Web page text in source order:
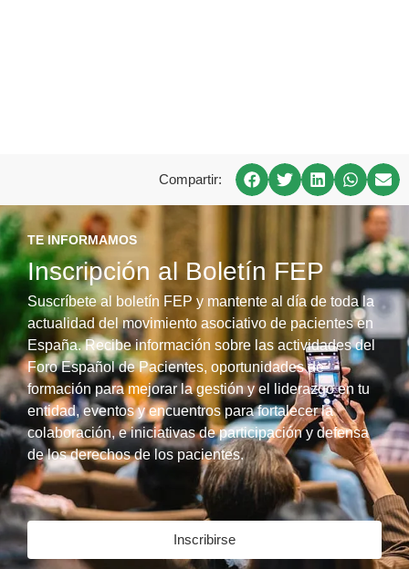
Compartir:
TE INFORMAMOS
Inscripción al Boletín FEP
Suscríbete al boletín FEP y mantente al día de toda la
actualidad del movimiento asociativo de pacientes en
España. Recibe información sobre las actividades del
Foro Español de Pacientes, oportunidades de
formación para mejorar la gestión y el liderazgo en tu
entidad, eventos y encuentros para fortalecer la
colaboración, e iniciativas de participación y defensa
de los derechos de los pacientes.
Inscribirse